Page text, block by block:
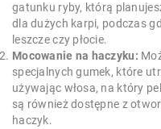
gatunku ryby, którą
dla dużych karpi, podczas
leszcze czy płocie.
Mocowanie na haczyku:
specjalnych gumek, które
używając włosa, na który
są również dostępne z
haczyk.